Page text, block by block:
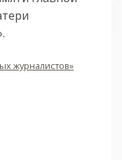
журналистов»